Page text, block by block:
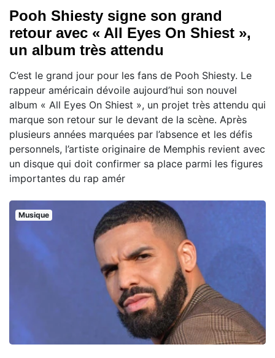
Pooh Shiesty signe son grand
retour avec « All Eyes On Shiest »,
un album très attendu
C’est le grand jour pour les fans de Pooh Shiesty. Le
rappeur américain dévoile aujourd’hui son nouvel
album « All Eyes On Shiest », un projet très attendu qui
marque son retour sur le devant de la scène. Après
plusieurs années marquées par l’absence et les défis
personnels, l’artiste originaire de Memphis revient avec
un disque qui doit confirmer sa place parmi les figures
importantes du rap amér
Musique